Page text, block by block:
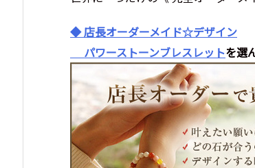
◆ 店長オーダーメイド☆デザイン
パワーストーンブレスレットを選